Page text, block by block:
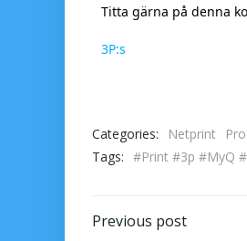
Titta gärna på denna
3P:s
Categories: Netprint
Tags: #Print #3p #MyQ
Previous post